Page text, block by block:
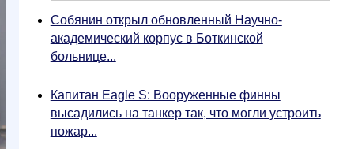
Собянин открыл обновленный Научно-
академический корпус в Боткинской
больнице...
Капитан Eagle S: Вооруженные финны
высадились на танкер так, что могли устроить
пожар...